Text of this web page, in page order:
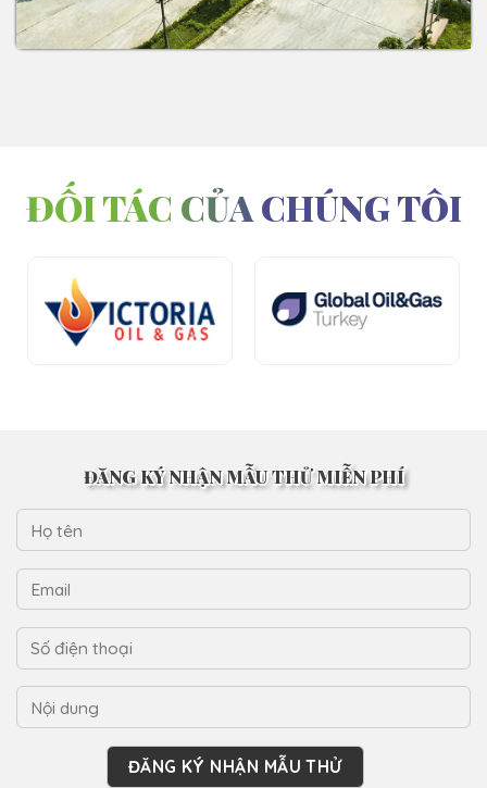
ĐỐI TÁC CỦA CHÚNG TÔI
ĐĂNG KÝ NHẬN MẪU THỬ MIỄN PHÍ